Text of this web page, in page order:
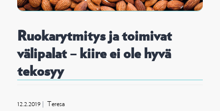
o
Ruokarytmitys ja toimivat
välipalat – kiire ei ole hyvä
tekosyy
12.2.2019 | Teresa